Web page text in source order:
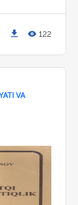
122
VA